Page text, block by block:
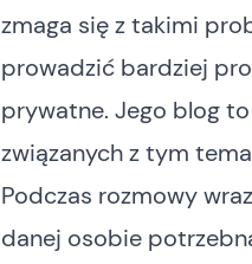
zmaga się z takimi
prowadzić bardziej
prywatne. Jego blog
związanych z tym
Podczas rozmowy
danej osobie